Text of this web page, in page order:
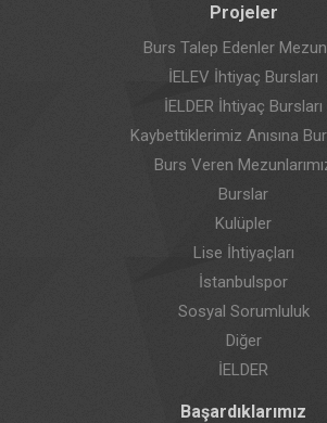
Projeler
Burs Talep Edenler
İELEV İhtiyaç Bursları
İELDER İhtiyaç Bursları
Kaybettiklerimiz Anısına
Burs Veren
Burslar
Kulüpler
Lise İhtiyaçları
İstanbulspor
Sosyal Sorumluluk
Diğer
İELDER
Başardıklarımız